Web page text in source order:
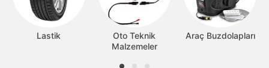
Lastik
Oto Teknik
Malzemeler
Araç Buzdolapları